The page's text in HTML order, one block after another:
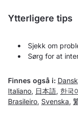
Ytterligere tips
Sjekk om
Sørg for at
Finnes også i: Dansk
Italiano, 日本語, 한국
Brasileiro, Svenska,